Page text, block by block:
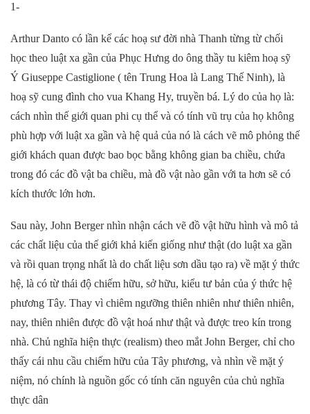
1-
Arthur Danto có lần kể các hoạ sư đời nhà Thanh từng từ chối
học theo luật xa gần của Phục Hưng do ông thầy tu kiêm hoạ sỹ
Ý Giuseppe Castiglione ( tên Trung Hoa là Lang Thế Ninh), là
hoạ sỹ cung đình cho vua Khang Hy, truyền bá. Lý do của họ là:
cách nhìn thế giới quan phi cụ thể và có tính vũ trụ của họ không
phù hợp với luật xa gần và hệ quả của nó là cách vẽ mô phỏng thế
giới khách quan được bao bọc bằng không gian ba chiều, chứa
trong đó các đồ vật ba chiều, mà đồ vật nào gần với ta hơn sẽ có
kích thước lớn hơn.
Sau này, John Berger nhìn nhận cách vẽ đồ vật hữu hình và mô tả
các chất liệu của thế giới khả kiến giống như thật (do luật xa gần
và rồi quan trọng nhất là do chất liệu sơn dầu tạo ra) về mặt ý thức
hệ, là có từ thái độ chiếm hữu, sở hữu, kiểu tư bản của ý thức hệ
phương Tây. Thay vì chiêm ngưỡng thiên nhiên như thiên nhiên,
nay, thiên nhiên được đồ vật hoá như thật và được treo kín trong
nhà. Chủ nghĩa hiện thực (realism) theo mắt John Berger, chỉ cho
thấy cái nhu cầu chiếm hữu của Tây phương, và nhìn về mặt ý
niệm, nó chính là nguồn gốc có tính căn nguyên của chủ nghĩa
thực dân